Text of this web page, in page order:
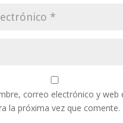
correo electrónico y web
la próxima vez que comente.